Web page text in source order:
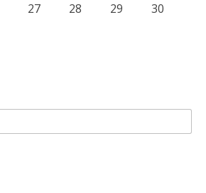
27 28 29
30